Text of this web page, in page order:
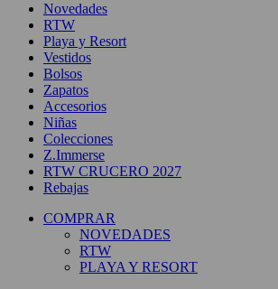
Novedades
RTW
Playa y Resort
Vestidos
Bolsos
Zapatos
Accesorios
Niñas
Colecciones
Z.Immerse
RTW CRUCERO 2027
Rebajas
COMPRAR
NOVEDADES
RTW
PLAYA Y RESORT